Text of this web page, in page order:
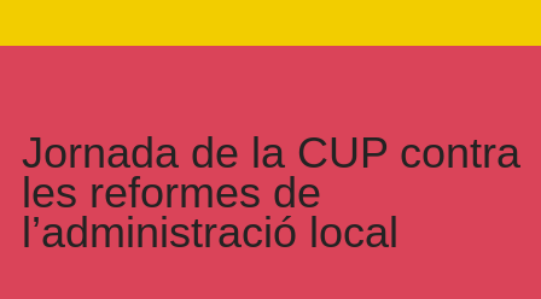
Jornada de la CUP contra
les reformes de
l’administració local